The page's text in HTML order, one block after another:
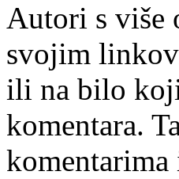
Autori s više
svojim
ili na bilo
komentara.
komentarima